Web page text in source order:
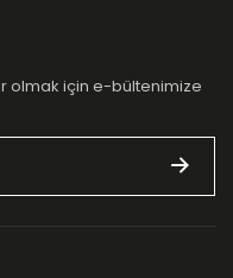
olmak için e-bültenimize